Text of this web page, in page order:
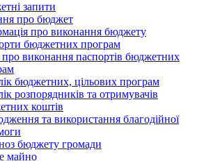
запити
про бюджет
про виконання бюджету
бюджетних програм
про виконання паспортів бюджетних
бюджетних, цільових програм
розпорядників та отримувачів
коштів
та використання благодійної
бюджету громади
майно